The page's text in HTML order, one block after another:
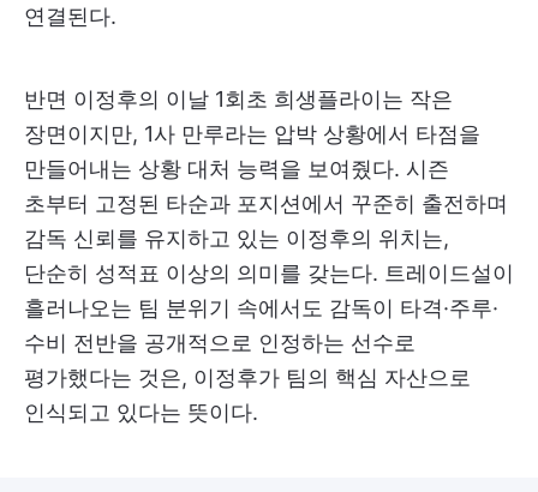
연결된다.
반면 이정후의 이날 1회초 희생플라이는 작은
장면이지만, 1사 만루라는 압박 상황에서 타점을
만들어내는 상황 대처 능력을 보여줬다. 시즌
초부터 고정된 타순과 포지션에서 꾸준히 출전하며
감독 신뢰를 유지하고 있는 이정후의 위치는,
단순히 성적표 이상의 의미를 갖는다. 트레이드설이
흘러나오는 팀 분위기 속에서도 감독이 타격·주루·
수비 전반을 공개적으로 인정하는 선수로
평가했다는 것은, 이정후가 팀의 핵심 자산으로
인식되고 있다는 뜻이다.